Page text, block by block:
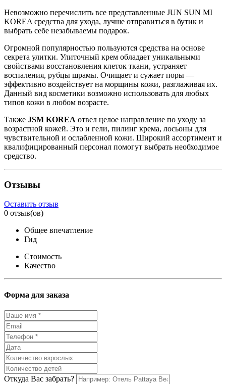
Невозможно перечислить все представленные JUN SUN MI
KOREA средства для ухода, лучше отправиться в бутик и
выбрать себе незабываемы подарок.
Огромной популярностью пользуются средства на основе
секрета улитки. Улиточный крем обладает уникальными
свойствами восстановления клеток ткани, устраняет
воспаления, рубцы шрамы. Очищает и сужает поры —
эффективно воздействует на морщины кожи, разглаживая их.
Данный вид косметики возможно использовать для любых
типов кожи в любом возрасте.
Также JSM KOREA отвел целое направление по уходу за
возрастной кожей. Это и гели, пилинг крема, лосьоны для
чувствительной и ослабленной кожи. Широкий ассортимент и
квалифицированный персонал помогут выбрать необходимое
средство.
Отзывы
Оставить отзыв
0 отзыв(ов)
Общее впечатление
Гид
Стоимость
Качество
Форма для заказа
Откуда Вас забрать?